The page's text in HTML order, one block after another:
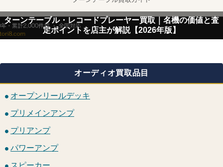
ターンテーブル・レコードプレーヤー買取｜名機の価値と査
定ポイントを店主が解説【2026年版】
オーディオ買取品目
オープンリールデッキ
プリメインアンプ
プリアンプ
パワーアンプ
スピーカー